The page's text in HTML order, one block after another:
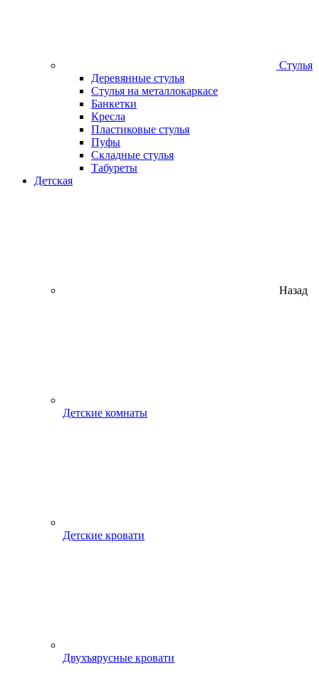
Стулья
Деревянные стулья
Стулья на металлокаркасе
Банкетки
Кресла
Пластиковые стулья
Пуфы
Складные стулья
Табуреты
Детская
Назад
Детские комнаты
Детские кровати
Двухъярусные кровати